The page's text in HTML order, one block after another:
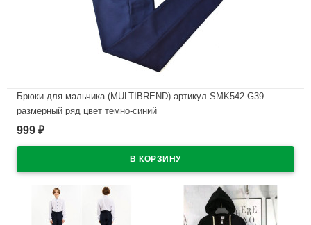
Брюки для мальчика (MULTIBREND) артикул SMK542-G39
размерный ряд цвет темно-синий
В наличии
999 ₽